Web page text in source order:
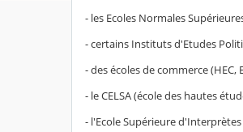
- les Ecoles Normales
- certains Instituts d'Etudes
- des écoles de commerce (HEC,
- le CELSA (école des hautes
- l'Ecole Supérieure